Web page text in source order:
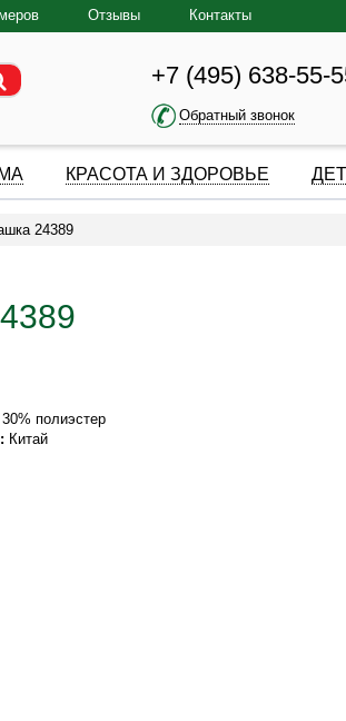
Отзывы Контакты
+7 (495) 638-55-
Обратный звонок
КРАСОТА И ЗДОРОВЬЕ
24389
полиэстер
Китай